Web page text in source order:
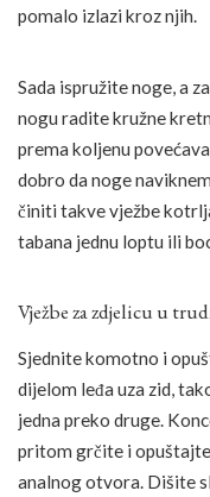
pomalo izlazi kroz njih.
Sada ispružite noge, a
nogu radite kružne
prema koljenu
dobro da noge
činiti takve vježbe
tabana jednu loptu ili
Vježbe za zdjelicu u
Sjednite komotno i
dijelom leđa uza zid,
jedna preko druge.
pritom grčite i
analnog otvora. Dišite